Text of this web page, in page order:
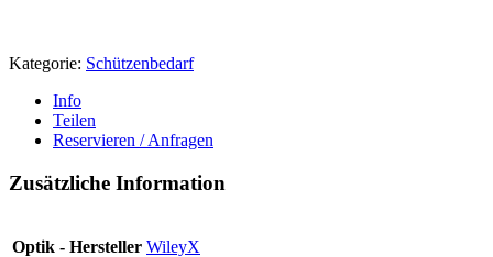
Kategorie: Schützenbedarf
Info
Teilen
Reservieren / Anfragen
Zusätzliche Information
Optik - Hersteller WileyX